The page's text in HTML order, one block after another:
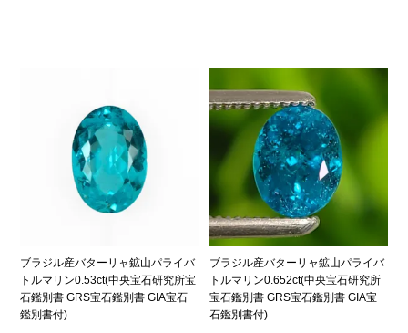
ブラジル産バターリャ鉱山パライバ
トルマリン0.53ct(中央宝石研究所宝
石鑑別書 GRS宝石鑑別書 GIA宝石
鑑別書付)
ブラジル産バターリャ鉱山パライバ
トルマリン0.652ct(中央宝石研究所
宝石鑑別書 GRS宝石鑑別書 GIA宝
石鑑別書付)